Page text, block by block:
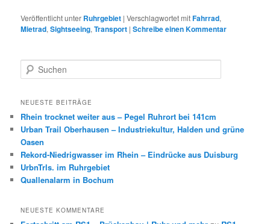
Veröffentlicht unter Ruhrgebiet |Verschlagwortet mitFahrrad,
Mietrad,Sightseeing,Transport |Schreibe einen Kommentar
u
h
n
NEUESTE BEITRÄGE
Rhein trocknet weiter aus – Pegel Ruhrort bei 141cm
Urban Trail Oberhausen – Industriekultur, Halden und grüne
Oasen
Rekord-Niedrigwasser im Rhein – Eindrücke aus Duisburg
UrbnTrls. im Ruhrgebiet
Quallenalarm in Bochum
NEUESTE KOMMENTARE